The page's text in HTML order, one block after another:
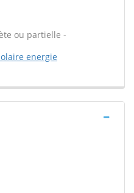
ou partielle -
energie